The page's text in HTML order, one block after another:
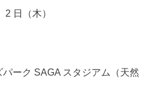
日（木）
パーク SAGA スタジアム（天然